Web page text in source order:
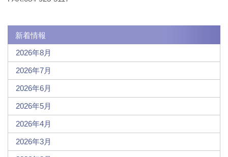
新着情報
2026年8月
2026年7月
2026年6月
2026年5月
2026年4月
2026年3月